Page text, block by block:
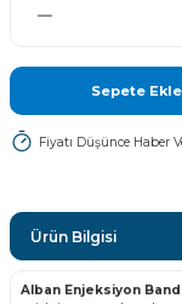
Sepete Ekle
Fiyatı Düşünce Haber
Ürün Bilgisi
Alban Enjeksiyon